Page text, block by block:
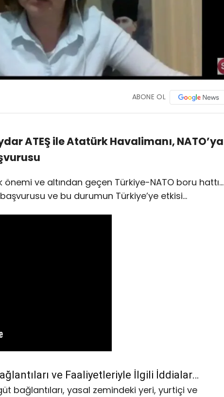
ABONE OL
ATEŞ ile Atatürk Havalimanı, NATO’ya
önemi ve altından geçen Türkiye-NATO boru hattı…
ve bu durumun Türkiye’ye etkisi…
ve Faaliyetleriyle İlgili İddialar…
bağlantıları, yasal zemindeki yeri, yurtiçi ve